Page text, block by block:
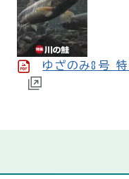
ゆざのみ8号 特